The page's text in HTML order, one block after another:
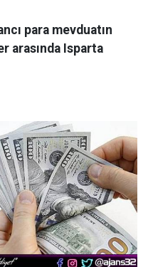
para mevduatın
arasında Isparta